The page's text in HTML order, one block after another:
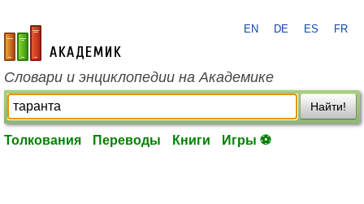
academic.ru
EN DE ES FR
Словари и энциклопедии на Академике
Найти!
Толкования Переводы Книги Игры ⚽